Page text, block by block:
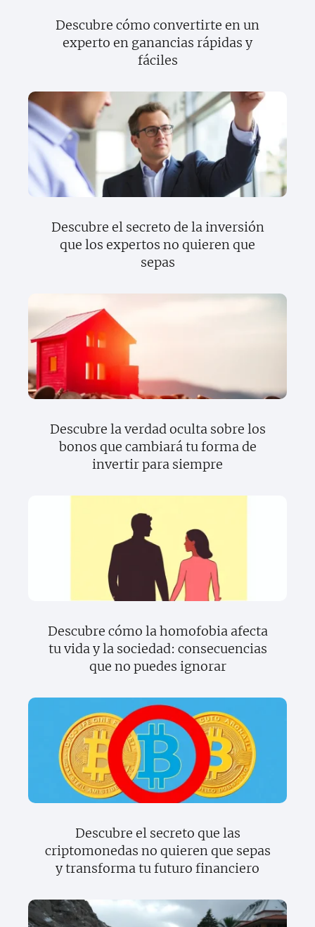
Descubre cómo convertirte en un
experto en ganancias rápidas y
fáciles
Descubre el secreto de la inversión
que los expertos no quieren que
sepas
Descubre la verdad oculta sobre los
bonos que cambiará tu forma de
invertir para siempre
Descubre cómo la homofobia afecta
tu vida y la sociedad: consecuencias
que no puedes ignorar
Descubre el secreto que las
criptomonedas no quieren que sepas
y transforma tu futuro financiero